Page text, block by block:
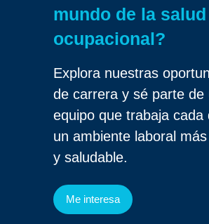
mundo de la salud
ocupacional?
Explora nuestras
de carrera y sé parte de
equipo que trabaja cada
un ambiente laboral
y saludable.
Me interesa